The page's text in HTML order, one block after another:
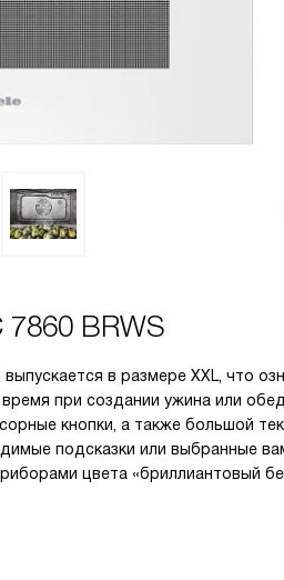
7860 BRWS
в размере XXL, что
при создании ужина или
кнопки, а также большой
подсказки или выбранные
цвета «бриллиантовый